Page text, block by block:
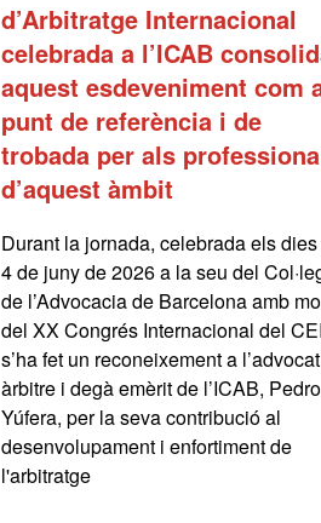
d’Arbitratge Internacional
celebrada a l’ICAB
aquest esdeveniment com
punt de referència i de
trobada per als
d’aquest àmbit
Durant la jornada, celebrada els
4 de juny de 2026 a la seu del
de l’Advocacia de Barcelona amb
del XX Congrés Internacional del
s’ha fet un reconeixement a
àrbitre i degà emèrit de l’ICAB,
Yúfera, per la seva contribució al
desenvolupament i enfortiment de
l'arbitratge